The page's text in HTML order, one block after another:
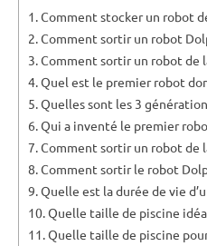
Comment stocker un robot
Comment sortir un robot
Comment sortir un robot de
Quel est le premier robot
Quelles sont les 3
Qui a inventé le premier
Comment sortir un robot de
Comment sortir le robot
Quelle est la durée de vie
Quelle taille de piscine
Quelle taille de piscine